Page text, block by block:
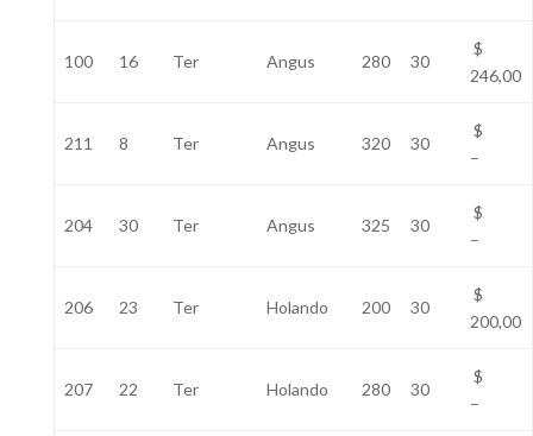
100 16 Ter Angus 280 30
$
246,00
211 8 Ter Angus 320 30
$
–
204 30 Ter Angus 325 30
$
–
206 23 Ter Holando 200 30
$
200,00
207 22 Ter Holando 280 30
$
–